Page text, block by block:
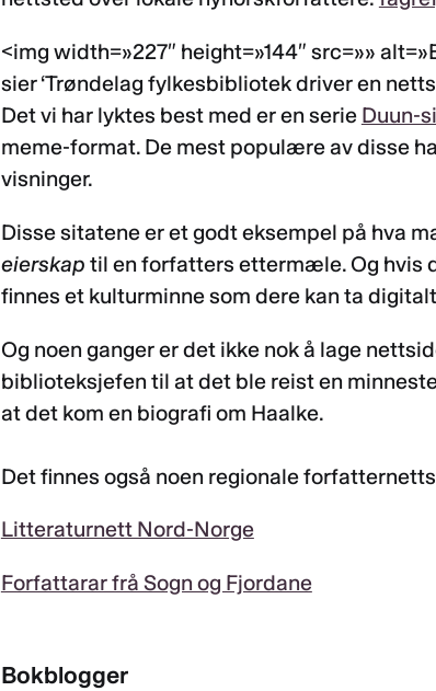
<img width=»227″ height=»144″ src=»»
sier ‘Trøndelag fylkesbibliotek driver en
Det vi har lyktes best med er en serie Duun-
meme-format. De mest populære av disse
visninger.
Disse sitatene er et godt eksempel på hva
eierskap til en forfatters ettermæle. Og hvis
finnes et kulturminne som dere kan ta
Og noen ganger er det ikke nok å lage
biblioteksjefen til at det ble reist en
at det kom en biografi om Haalke.
Det finnes også noen regionale
Litteraturnett Nord-Norge
Forfattarar frå Sogn og Fjordane
Bokblogger